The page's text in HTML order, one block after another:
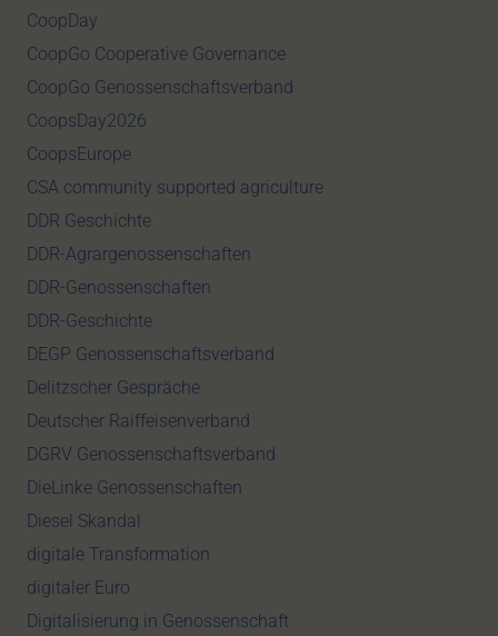
CoopDay
CoopGo Cooperative Governance
CoopGo Genossenschaftsverband
CoopsDay2026
CoopsEurope
CSA community supported agriculture
DDR Geschichte
DDR-Agrargenossenschaften
DDR-Genossenschaften
DDR-Geschichte
DEGP Genossenschaftsverband
Delitzscher Gespräche
Deutscher Raiffeisenverband
DGRV Genossenschaftsverband
DieLinke Genossenschaften
Diesel Skandal
digitale Transformation
digitaler Euro
Digitalisierung in Genossenschaft